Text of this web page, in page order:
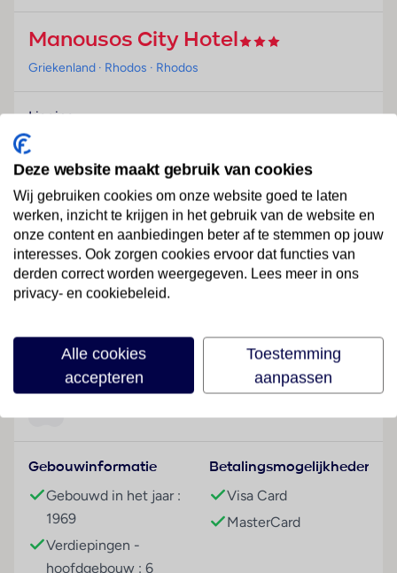
Manousos City Hotel
Griekenland · Rhodos · Rhodos
Ligging
Dit hotel ligt op een paar minuten lopen van het
strand, vlakbij het centrum van de stad Rhodos, de
grote haven en het casinof De gasten bevinden zich
hier in het hart van de oude binnenstad en de
dichtstbijzijnde bushalte is op 100 meter afstand. Het
is 55 kilometer naar Lindos.
Hotelfaciliteiten
Het hotel biedt op 6 verdiepingen 124 niet-
lift bereikbaar zijn. De receptie is 24 uur per dag
geopend. Tot het serviceaanbod behoren een
bagagedepot, een kluis en een geldautomaat. Via Wi-
gehandicapten toegankelijke vrijetijdsbestedingen.
Rolstoelvriendelijke faciliteiten zijn beschikbaar. Een
supermarkt en andere winkels zijn voorhanden om
heerlijk te winkelen of te flaneren. Tot de overige
voorzieningen van het verblijf behoren een tv-ruimte,
Gebouwinformatie
Gebouwd in het jaar :
1969
Verdiepingen -
hoofdgebouw : 6
Betalingsmogelijkheden
Visa Card
MasterCard
Deze website maakt gebruik van cookies
Wij gebruiken cookies om onze website goed te laten
werken, inzicht te krijgen in het gebruik van de website en
onze content en aanbiedingen beter af te stemmen op jouw
interesses. Ook zorgen cookies ervoor dat functies van
derden correct worden weergegeven. Lees meer in ons
privacy- en cookiebeleid.
Alle cookies
accepteren
Toestemming
aanpassen